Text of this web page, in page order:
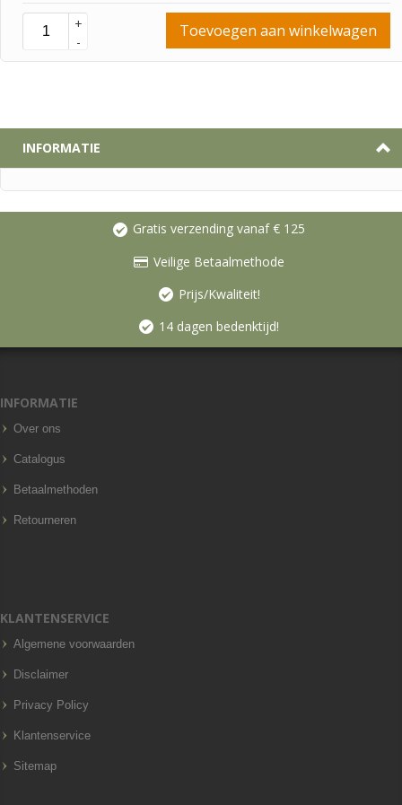
+
-
Toevoegen aan winkelwagen
INFORMATIE
Gratis verzending vanaf € 125
Veilige Betaalmethode
Prijs/Kwaliteit!
14 dagen bedenktijd!
INFORMATIE
Over ons
Catalogus
Betaalmethoden
Retourneren
KLANTENSERVICE
Algemene voorwaarden
Disclaimer
Privacy Policy
Klantenservice
Sitemap